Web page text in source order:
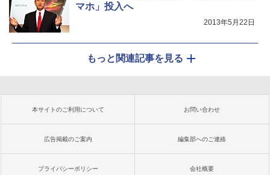
マホ」投入へ
2013年5月22日
もっと関連記事を見る
本サイトのご利用について お問い合わせ
広告掲載のご案内 編集部へのご連絡
プライバシーポリシー 会社概要